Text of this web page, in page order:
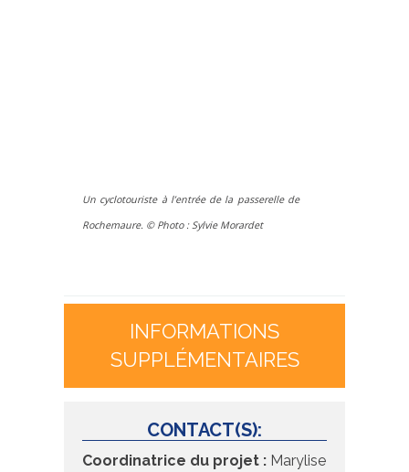
Un cyclotouriste à l’entrée de la passerelle de
Rochemaure. © Photo : Sylvie Morardet
INFORMATIONS
SUPPLÉMENTAIRES
CONTACT(S):
Coordinatrice du projet : Marylise